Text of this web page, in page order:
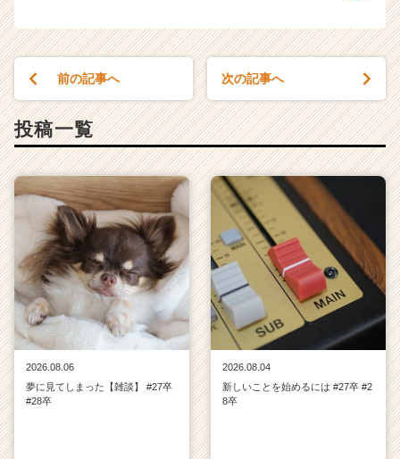
前の記事へ 次の記事へ
投稿一覧
2026.08.06
夢に見てしまった【雑談】 #27卒
#28卒
2026.08.04
新しいことを始めるには #27卒 #2
8卒